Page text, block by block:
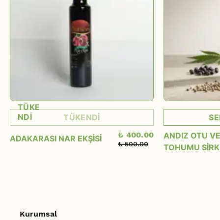
TÜKE
NDİ
TÜKENDİ
ADAKARASI NAR EKŞİSİ ₺ 400.00
₺ 500.00
ANDIZ OTU
TOHUMU
Kurumsal